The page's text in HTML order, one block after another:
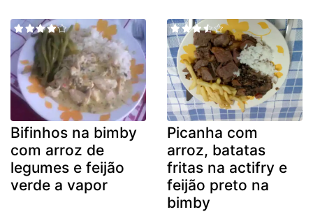
Bifinhos na bimby
com arroz de
legumes e feijão
verde a vapor
Picanha com
arroz, batatas
fritas na actifry e
feijão preto na
bimby